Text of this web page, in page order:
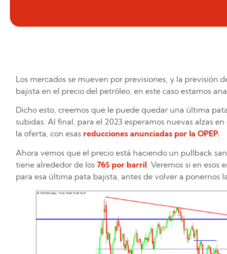
Los mercados se mueven por previsiones, y la previsión
bajista en el precio del petróleo, en este caso estamos
Dicho esto, creemos que le puede quedar una última
subidas. Al final, para el 2023 esperamos nuevas alzas
la oferta, con esas reducciones anunciadas por la OPEP.
Ahora vemos que el precio está haciendo un pullback
tiene alrededor de los 76$ por barril . Veremos si en
para esa última pata bajista, antes de volver a ponernos